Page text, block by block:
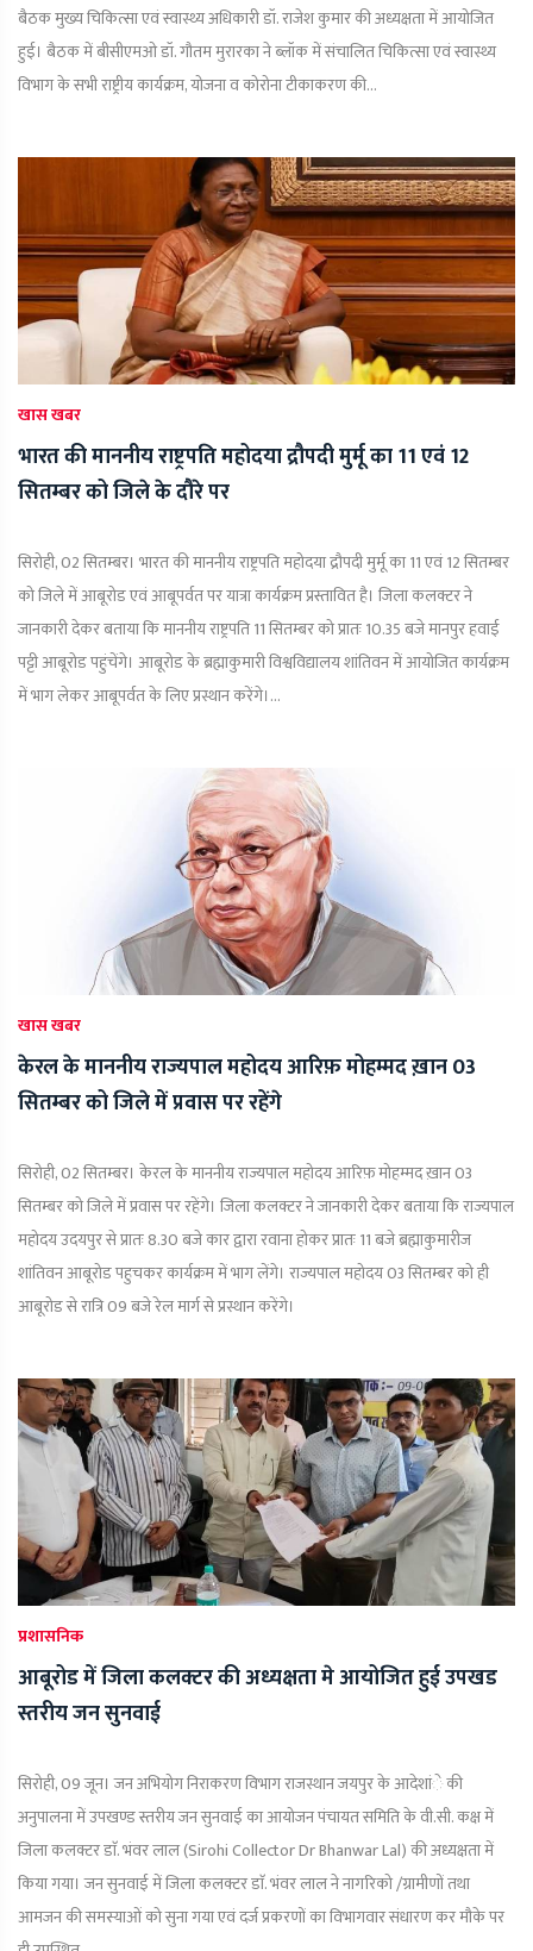
बैठक मुख्य चिकित्सा एवं स्वास्थ्य अधिकारी डॉ. राजेश कुमार की अध्यक्षता में आयोजित
हुई। बैठक में बीसीएमओ डॉ. गौतम मुरारका ने ब्लॉक में संचालित चिकित्सा एवं स्वास्थ्य
विभाग के सभी राष्ट्रीय कार्यक्रम, योजना व कोरोना टीकाकरण की...
खास खबर
भारत की माननीय राष्ट्रपति महोदया द्रौपदी मुर्मू का 11 एवं 12
सितम्बर को जिले के दौरे पर
सिरोही, 02 सितम्बर। भारत की माननीय राष्ट्रपति महोदया द्रौपदी मुर्मू का 11 एवं 12 सितम्बर
को जिले में आबूरोड एवं आबूपर्वत पर यात्रा कार्यक्रम प्रस्तावित है। जिला कलक्टर ने
जानकारी देकर बताया कि माननीय राष्ट्रपति 11 सितम्बर को प्रातः 10.35 बजे मानपुर हवाई
पट्टी आबूरोड पहुंचेंगे। आबूरोड के ब्रह्माकुमारी विश्वविद्यालय शांतिवन में आयोजित कार्यक्रम
में भाग लेकर आबूपर्वत के लिए प्रस्थान करेंगे।...
खास खबर
केरल के माननीय राज्यपाल महोदय आरिफ़ मोहम्मद ख़ान 03
सितम्बर को जिले में प्रवास पर रहेंगे
सिरोही, 02 सितम्बर। केरल के माननीय राज्यपाल महोदय आरिफ़ मोहम्मद ख़ान 03
सितम्बर को जिले में प्रवास पर रहेंगे। जिला कलक्टर ने जानकारी देकर बताया कि राज्यपाल
महोदय उदयपुर से प्रातः 8.30 बजे कार द्वारा रवाना होकर प्रातः 11 बजे ब्रह्माकुमारीज
शांतिवन आबूरोड पहुचकर कार्यक्रम में भाग लेंगे। राज्यपाल महोदय 03 सितम्बर को ही
आबूरोड से रात्रि 09 बजे रेल मार्ग से प्रस्थान करेंगे।
प्रशासनिक
आबूरोड में जिला कलक्टर की अध्यक्षता मे आयोजित हुई उपखड
स्तरीय जन सुनवाई
सिरोही, 09 जून। जन अभियोग निराकरण विभाग राजस्थान जयपुर के आदेशांे की
अनुपालना में उपखण्ड स्तरीय जन सुनवाई का आयोजन पंचायत समिति के वी.सी. कक्ष में
जिला कलक्टर डाॅ. भंवर लाल (Sirohi Collector Dr Bhanwar Lal) की अध्यक्षता में
किया गया। जन सुनवाई में जिला कलक्टर डाॅ. भंवर लाल ने नागरिको /ग्रामीणों तथा
आमजन की समस्याओं को सुना गया एवं दर्ज प्रकरणों का विभागवार संधारण कर मौके पर